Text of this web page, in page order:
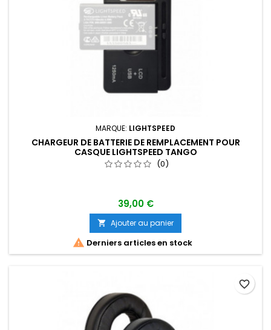
MARQUE: LIGHTSPEED
CHARGEUR DE BATTERIE DE REMPLACEMENT POUR
CASQUE LIGHTSPEED TANGO
(0)
39,00 €
 Ajouter au panier
 Derniers articles en stock
favorite_border